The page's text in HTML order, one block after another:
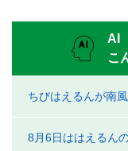
AI
こ
ちびはえるんが南
8月6日ははえるん